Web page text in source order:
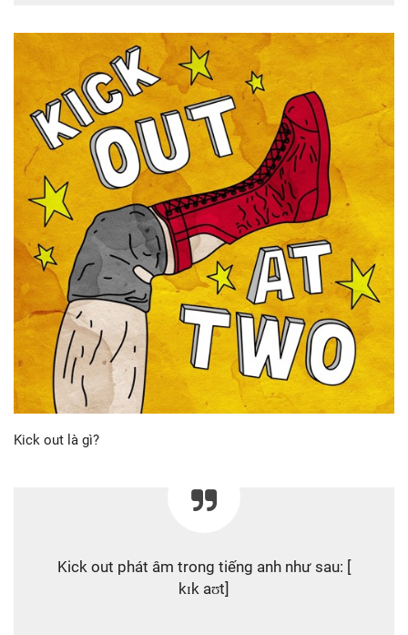
Kick out là gì?
Kick out phát âm trong tiếng anh như sau: [
kɪk aʊt]